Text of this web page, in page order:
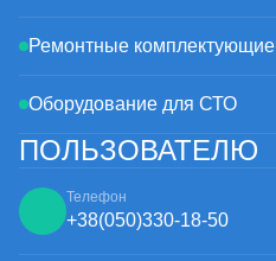
Ремонтные комплектующие
Оборудование для СТО
ПОЛЬЗОВАТЕЛЮ
Телефон
+38(050)330-18-50